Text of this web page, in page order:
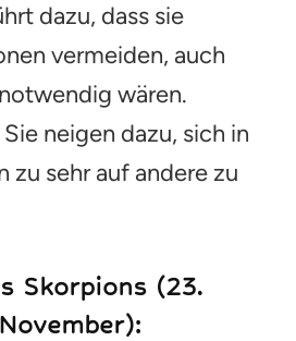
dazu, dass sie
vermeiden, auch
wären.
neigen dazu, sich in
zu sehr auf andere zu
Skorpions (23.